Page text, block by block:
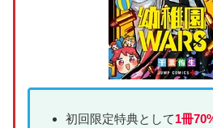
初回限定特典として1冊